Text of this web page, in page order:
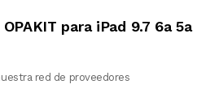
para iPad 9.7 6a 5a
red de proveedores